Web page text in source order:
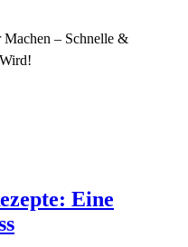
– Schnelle &
Eine